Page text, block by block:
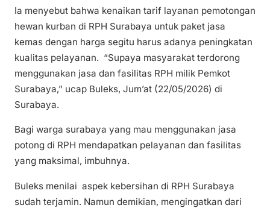
Ia menyebut bahwa kenaikan tarif layanan pemotongan
hewan kurban di RPH Surabaya untuk paket jasa
kemas dengan harga segitu harus adanya peningkatan
kualitas pelayanan. “Supaya masyarakat terdorong
menggunakan jasa dan fasilitas RPH milik Pemkot
Surabaya,” ucap Buleks, Jum’at (22/05/2026) di
Surabaya.
Bagi warga surabaya yang mau menggunakan jasa
potong di RPH mendapatkan pelayanan dan fasilitas
yang maksimal, imbuhnya.
Buleks menilai aspek kebersihan di RPH Surabaya
sudah terjamin. Namun demikian, mengingatkan dari